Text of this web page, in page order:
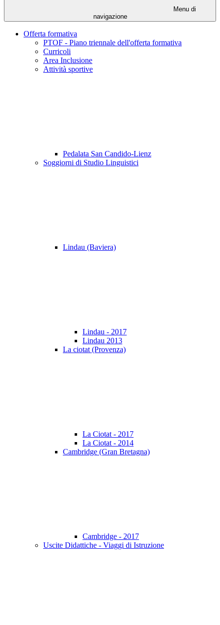
Menu di
navigazione
Offerta formativa
PTOF - Piano triennale dell'offerta formativa
Curricoli
Area Inclusione
Attività sportive
Pedalata San Candido-Lienz
Soggiorni di Studio Linguistici
Lindau (Baviera)
Lindau - 2017
Lindau 2013
La ciotat (Provenza)
La Ciotat - 2017
La Ciotat - 2014
Cambridge (Gran Bretagna)
Cambridge - 2017
Uscite Didattiche - Viaggi di Istruzione